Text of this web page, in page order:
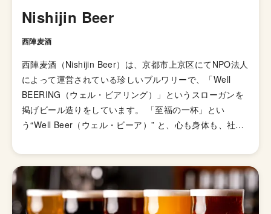
Nishijin Beer
西陣麦酒
西陣麦酒（Nishijin Beer）は、京都市上京区にてNPO法人
によって運営されている珍しいブルワリーで、「Well
BEERING（ウェル・ビアリング）」というスローガンを
掲げビール造りをしています。 「至福の一杯」とい
う“Well Beer（ウェル・ビーア）” と、心も身体も、社会
ーイング)”を合わせて生まれました。 運営母体のNPO法
人HEROSは自閉症の方々の支援を行っており、西陣麦酒
のビール造りには地域の住民やHEROSの方々などいろい
ろの人が参加しているとのことです。